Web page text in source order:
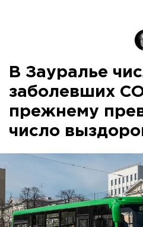
В Зауралье
заболевших
прежнему
число